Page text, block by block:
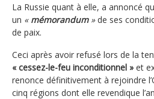
La Russie quant à elle, a annoncé
un « mémorandum»de ses
de paix.
Ceci après avoir refusé lors de la
« cessez-le-feu inconditionnel » et
renonce définitivement à rejoindre
cinq régions dont elle revendique